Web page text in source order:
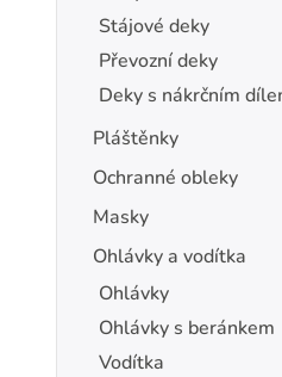
Stájové deky
Převozní deky
Deky s nákrčním
Pláštěnky
Ochranné obleky
Masky
Ohlávky a vodítka
Ohlávky
Ohlávky s beránkem
Vodítka